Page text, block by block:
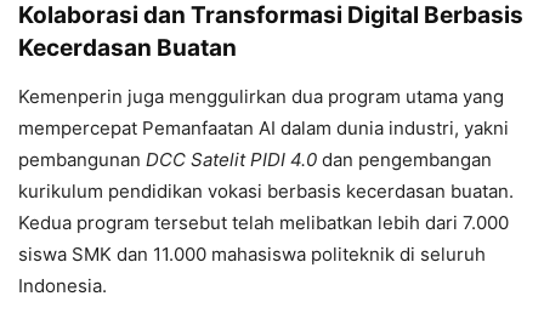
Kolaborasi dan Transformasi Digital Berbasis
Kecerdasan Buatan
Kemenperin juga menggulirkan dua program utama yang
mempercepat Pemanfaatan AI dalam dunia industri, yakni
pembangunan DCC Satelit PIDI 4.0 dan pengembangan
kurikulum pendidikan vokasi berbasis kecerdasan buatan.
Kedua program tersebut telah melibatkan lebih dari 7.000
siswa SMK dan 11.000 mahasiswa politeknik di seluruh
Indonesia.